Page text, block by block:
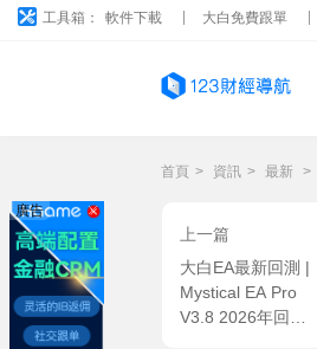
工具箱： 軟件下載 大白免費跟單
首頁 > 資訊 > 最新 >
上一篇
大白EA最新回測 |
Mystical EA Pro
V3.8 2026年回測
廣告